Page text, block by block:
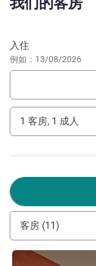
酒店紧邻多个自然
俯瞰金桥风光。
预订此酒店
入住
例如：13/08/2026
1 客房, 1 成人
客房 (11)
请参阅详情